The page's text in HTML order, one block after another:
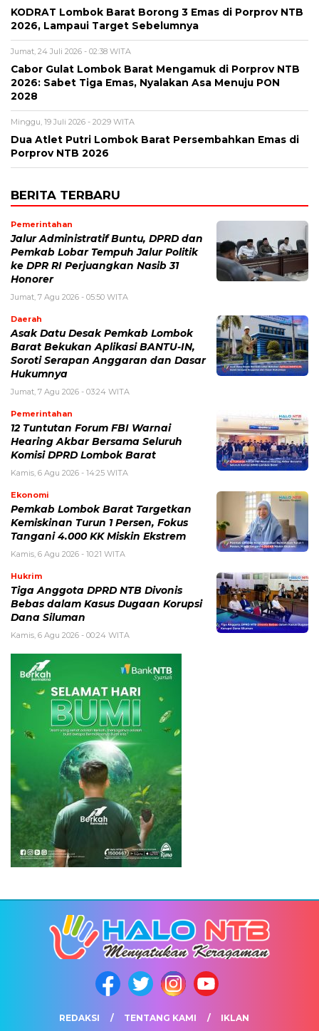
KODRAT Lombok Barat Borong 3 Emas di Porprov NTB
2026, Lampaui Target Sebelumnya
Jumat, 24 Juli 2026 - 02:38 WITA
Cabor Gulat Lombok Barat Mengamuk di Porprov NTB
2026: Sabet Tiga Emas, Nyalakan Asa Menuju PON
2028
Minggu, 19 Juli 2026 - 20:29 WITA
Dua Atlet Putri Lombok Barat Persembahkan Emas di
Porprov NTB 2026
BERITA TERBARU
Pemerintahan
Jalur Administratif Buntu, DPRD dan
Pemkab Lobar Tempuh Jalur Politik
ke DPR RI Perjuangkan Nasib 31
Honorer
Jumat, 7 Agu 2026 - 05:50 WITA
Daerah
Asak Datu Desak Pemkab Lombok
Barat Bekukan Aplikasi BANTU-IN,
Soroti Serapan Anggaran dan Dasar
Hukumnya
Jumat, 7 Agu 2026 - 03:24 WITA
Pemerintahan
12 Tuntutan Forum FBI Warnai
Hearing Akbar Bersama Seluruh
Komisi DPRD Lombok Barat
Kamis, 6 Agu 2026 - 14:25 WITA
Ekonomi
Pemkab Lombok Barat Targetkan
Kemiskinan Turun 1 Persen, Fokus
Tangani 4.000 KK Miskin Ekstrem
Kamis, 6 Agu 2026 - 10:21 WITA
Hukrim
Tiga Anggota DPRD NTB Divonis
Bebas dalam Kasus Dugaan Korupsi
Dana Siluman
Kamis, 6 Agu 2026 - 00:24 WITA
REDAKSI TENTANG KAMI IKLAN